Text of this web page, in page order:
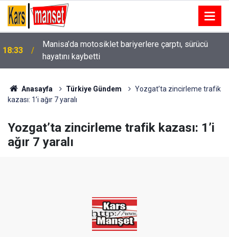
18:33
Manisa’da motosiklet bariyerlere çarptı, sürücü
hayatını kaybetti
Anasayfa Türkiye Gündem
Yozgat’ta zincirleme trafik
kazası: 1’i ağır 7 yaralı
Yozgat’ta zincirleme trafik kazası: 1’i
ağır 7 yaralı